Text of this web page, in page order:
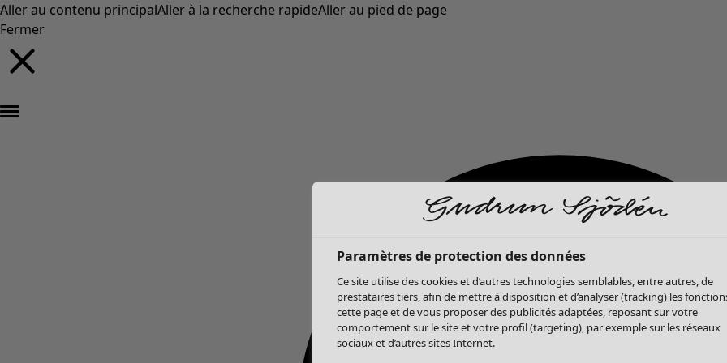
Aller au contenu principalAller à la recherche rapideAller au pied de page
Fermer
Paramètres de protection des données
Ce site utilise des cookies et d’autres technologies semblables, entre autres, de
prestataires tiers, afin de mettre à disposition et d’analyser (tracking) les
cette page et de vous proposer des publicités adaptées, reposant sur votre
comportement sur le site et votre profil (targeting), par exemple sur les réseaux
sociaux et d’autres sites Internet.